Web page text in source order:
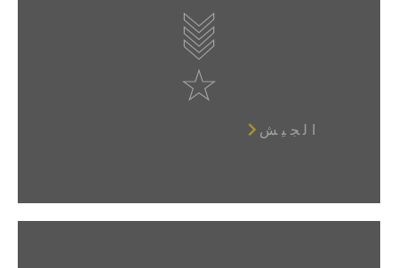
الجيش